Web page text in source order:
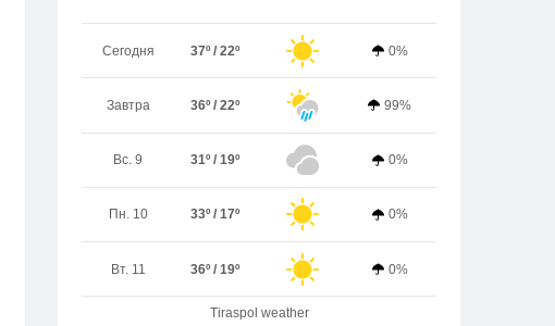
Сегодня 37º / 22º 0%
Завтра 36º / 22º 99%
Вс. 9 31º / 19º 0%
Пн. 10 33º / 17º 0%
Вт. 11 36º / 19º 0%
Tiraspol weather